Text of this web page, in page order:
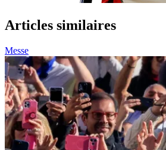
Articles similaires
Messe